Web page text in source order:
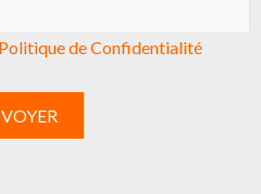
Politique de Confidentialité